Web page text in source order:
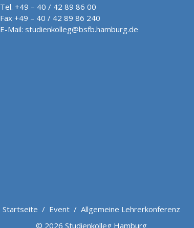
Tel. +49 – 40 / 42 89 86 00
Fax +49 – 40 / 42 89 86 240
E-Mail: studienkolleg@bsfb.hamburg.de
Startseite / Event/ Allgemeine Lehrerkonferenz
© 2026 Studienkolleg Hamburg